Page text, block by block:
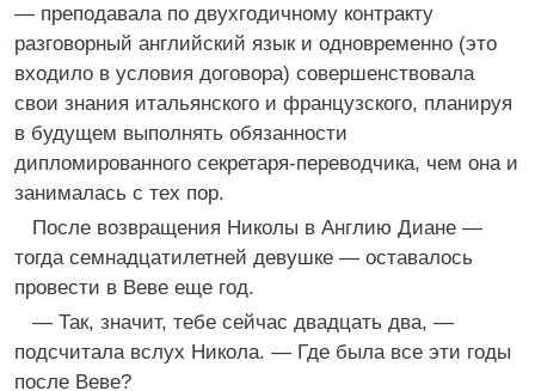
— преподавала по двухгодичному контракту
разговорный английский язык и одновременно (это
входило в условия договора) совершенствовала
свои знания итальянского и французского, планируя
в будущем выполнять обязанности
дипломированного секретаря-переводчика, чем она и
занималась с тех пор.
После возвращения Николы в Англию Диане —
тогда семнадцатилетней девушке — оставалось
провести в Веве еще год.
— Так, значит, тебе сейчас двадцать два, —
подсчитала вслух Никола. — Где была все эти годы
после Веве?